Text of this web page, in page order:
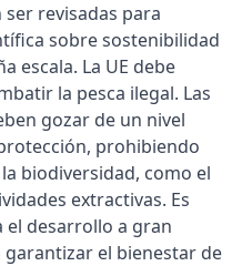
revisadas para
sobre sostenibilidad
escala. La UE debe
la pesca ilegal. Las
gozar de un nivel
prohibiendo
biodiversidad, como el
extractivas. Es
el desarrollo a gran
el bienestar de